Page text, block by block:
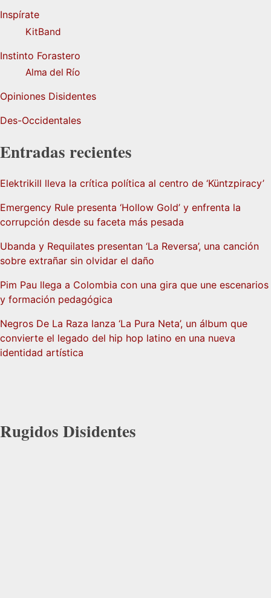
Inspírate
KitBand
Instinto Forastero
Alma del Río
Opiniones Disidentes
Des-Occidentales
Entradas recientes
Elektrikill lleva la crítica política al centro de ‘Küntzpiracy’
Emergency Rule presenta ‘Hollow Gold’ y enfrenta la
corrupción desde su faceta más pesada
Ubanda y Requilates presentan ‘La Reversa’, una canción
sobre extrañar sin olvidar el daño
Pim Pau llega a Colombia con una gira que une escenarios
y formación pedagógica
Negros De La Raza lanza ‘La Pura Neta’, un álbum que
convierte el legado del hip hop latino en una nueva
identidad artística
Rugidos Disidentes